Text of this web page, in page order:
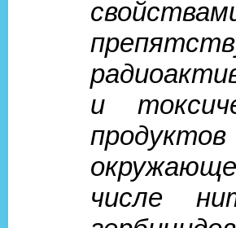
и
числе